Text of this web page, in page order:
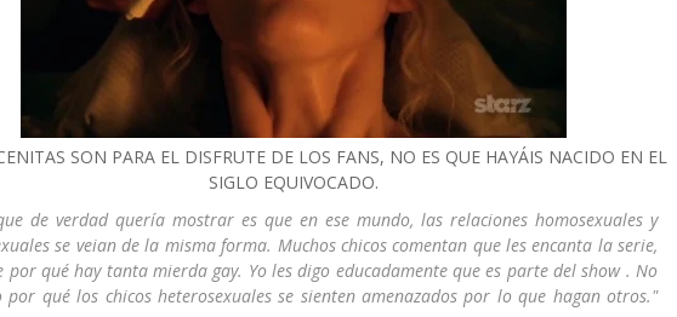
SON PARA EL DISFRUTE DE LOS FANS, NO ES QUE HAYÁIS NACIDO EN EL
SIGLO EQUIVOCADO.
de verdad quería mostrar es que en ese mundo, las relaciones homosexuales y
se veian de la misma forma. Muchos chicos comentan que les encanta la serie,
por qué hay tanta mierda gay. Yo lesdigo educadamenteque es parte del show . No
por qué los chicos heterosexuales se sienten amenazados por lo que hagan otros."